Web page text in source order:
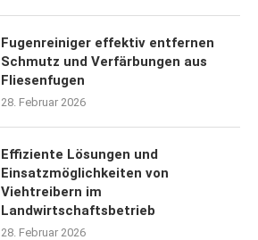
Fugenreiniger effektiv entfernen
Schmutz und Verfärbungen aus
Fliesenfugen
28. Februar 2026
Effiziente Lösungen und
Einsatzmöglichkeiten von
Viehtreibern im
Landwirtschaftsbetrieb
28. Februar 2026